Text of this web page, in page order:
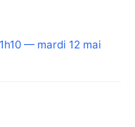
— mardi 12 mai